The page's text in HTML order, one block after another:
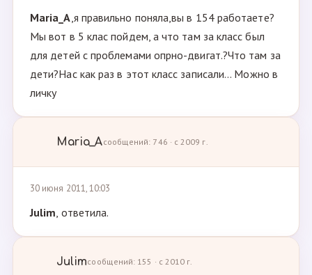
Maria_A,я правильно поняла,вы в 154 работаете?
Мы вот в 5 клас пойдем, а что там за класс был
для детей с проблемами опрно-двигат.?Что там за
дети?Нас как раз в этот класс записали... Можно в
личку
Maria_Aсообщений: 746 · с 2009 г.
30 июня 2011, 10:03
Julim, ответила.
Julimсообщений: 155 · с 2010 г.